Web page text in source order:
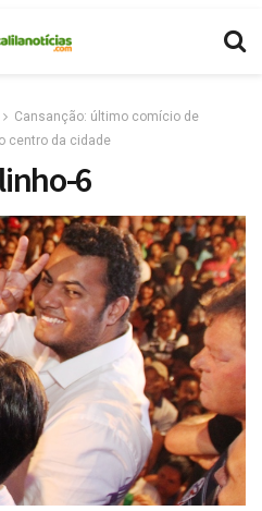
Cansanção: último comício de
centro da cidade
6